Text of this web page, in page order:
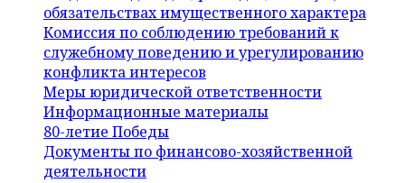
обязательствах имущественного характера
Комиссия по соблюдению требований к
служебному поведению и урегулированию
конфликта интересов
Меры юридической ответственности
Информационные материалы
80-летие Победы
Документы по финансово-хозяйственной
деятельности